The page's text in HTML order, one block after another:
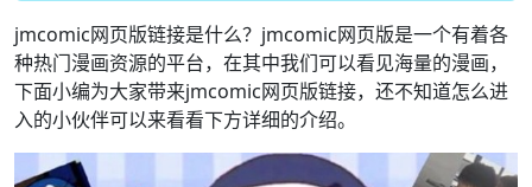
jmcomic网页版链接是什么？jmcomic网页版是一个有着各
种热门漫画资源的平台，在其中我们可以看见海量的漫画，
下面小编为大家带来jmcomic网页版链接，还不知道怎么进
入的小伙伴可以来看看下方详细的介绍。